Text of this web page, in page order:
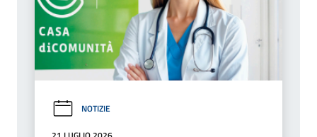
NOTIZIE